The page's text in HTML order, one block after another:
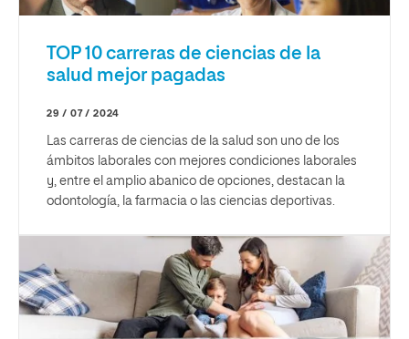
TOP 10 carreras de ciencias de la
salud mejor pagadas
29 / 07 / 2024
Las carreras de ciencias de la salud son uno de los
ámbitos laborales con mejores condiciones laborales
y, entre el amplio abanico de opciones, destacan la
odontología, la farmacia o las ciencias deportivas.